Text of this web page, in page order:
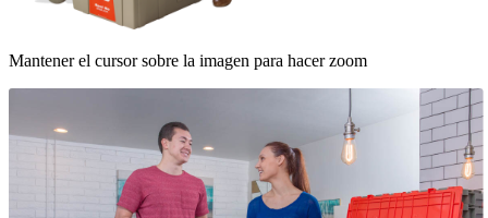
Mantener el cursor sobre la imagen para hacer zoom